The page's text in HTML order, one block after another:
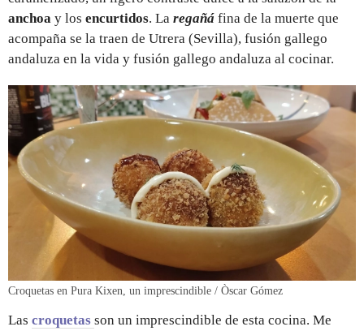
anchoa y los encurtidos. La regañá fina de la muerte que
acompaña se la traen de Utrera (Sevilla), fusión gallego
andaluza en la vida y fusión gallego andaluza al cocinar.
Croquetas en Pura Kixen, un imprescindible / Òscar Gómez
Las croquetas son un imprescindible de esta cocina. Me